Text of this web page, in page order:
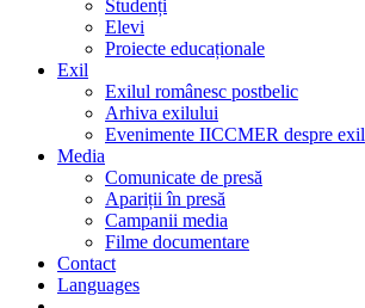
Studenți
Elevi
Proiecte educaționale
Exil
Exilul românesc postbelic
Arhiva exilului
Evenimente IICCMER despre exil
Media
Comunicate de presă
Apariții în presă
Campanii media
Filme documentare
Contact
Languages